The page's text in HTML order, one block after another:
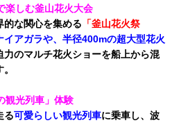
楽しむ釜山花火大会
的な関心を集める 「釜山花火祭
イアガラや、半径400mの超大型花火
のマルチ花火ショーを船上から混
観光列車」体験
る可愛らしい観光列車に乗車し、波